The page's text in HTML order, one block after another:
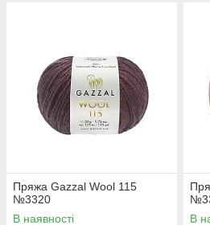
Пряжа Gazzal Wool 115
№3320
В наявності
В